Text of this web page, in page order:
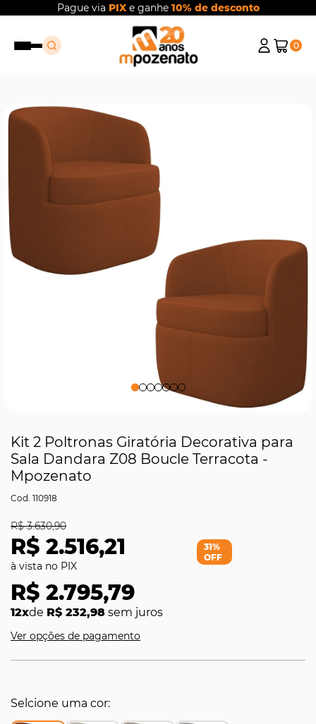
Pague via PIXe ganhe 10% de desconto
0
Kit 2 Poltronas Giratória Decorativa para
Sala Dandara Z08 Boucle Terracota -
Mpozenato
110918
R$ 2.516,21
R$ 3.630,90
R$ 2.795,79
12xde R$ 232,98 sem juros
31%
OFF
Ver opções de pagamento
Selcione uma cor